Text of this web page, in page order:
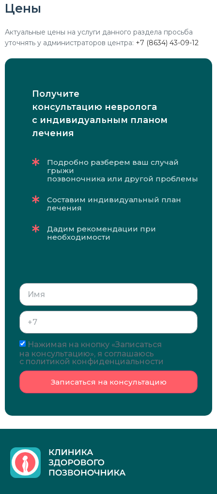
Цены
Актуальные цены на услуги данного раздела просьба
уточнять у администраторов центра: +7 (8634) 43-09-12
Получите
консультацию невролога
с индивидуальным планом
лечения
Подробно разберем ваш случай
грыжи
позвоночника или другой проблемы
Составим индивидуальный план
лечения
Дадим рекомендации при
необходимости
Нажимая на кнопку «Записаться
на консультацию», я соглашаюсь
с политикой конфиденциальности
Записаться на консультацию